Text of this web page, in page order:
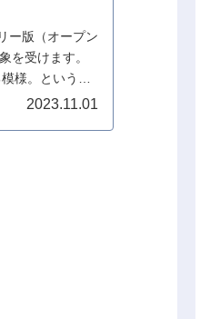
ー版（オープン
を受けます。
様。というわ
2023.11.01